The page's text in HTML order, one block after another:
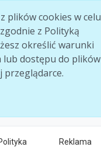
plików cookies w celu
z Polityką
określić warunki
lub dostępu do plików
przeglądarce.
Reklama